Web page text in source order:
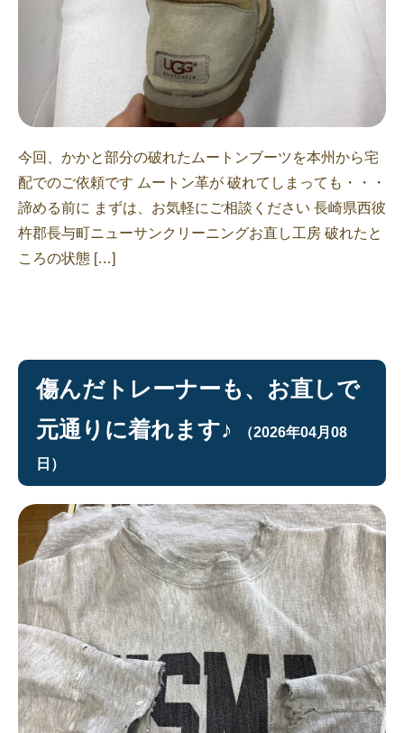
今回、かかと部分の破れたムートンブーツを本州から宅
配でのご依頼です ムートン革が 破れてしまっても・・・
諦める前に まずは、お気軽にご相談ください 長崎県西彼
杵郡長与町ニューサンクリーニングお直し工房 破れたと
ころの状態 […]
傷んだトレーナーも、お直しで
元通りに着れます♪
（2026年04月08
日）